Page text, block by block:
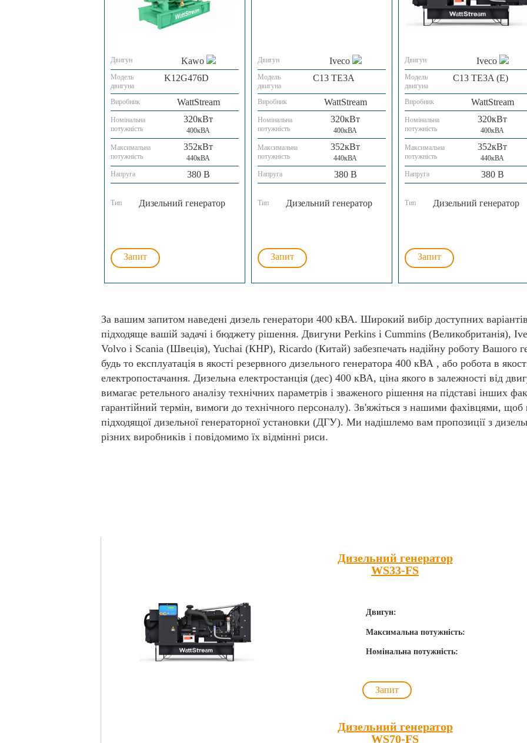
Двигун Kawo
Модель
двигуна
K12G476D
Виробник WattStream
Номінальна
потужність
320кВт
400кВА
Максимальна
потужність
352кВт
440кВА
Напруга
380 В
Тип Дизельний генератор
Запит
Двигун Iveco
Модель
двигуна
C13 TE3A
Виробник WattStream
Номінальна
потужність
320кВт
400кВА
Максимальна
потужність
352кВт
440кВА
Напруга
380 В
Тип Дизельний генератор
Запит
Двигун Iveco
Модель
двигуна
C13 TE3A (E)
Виробник WattStream
Номінальна
потужність
320кВт
400кВА
Максимальна
потужність
352кВт
440кВА
Напруга
380 В
Тип Дизельний генератор
Запит
За вашим запитом наведені дизель генератори 400 кВА. Широкий вибір доступних
підходяще вашій задачі і бюджету рішення. Двигуни Perkins і Cummins (Великобританія),
Volvo і Scania (Швеція), Yuchai (КНР), Ricardo (Китай) забезпечать надійну роботу Вашого
будь то експлуатація в якості резервного дизельного генератора 400 кВА , або робота в
електропостачання. Дизельна електростанція (дес) 400 кВА, ціна якого в залежності від
вимагає ретельного аналізу технічних параметрів і зваженого рішення на підставі інших
гарантійний термін, вимоги до технічного персоналу). Зв'яжіться з нашими фахівцями,
підходящої дизельної генераторної установки (ДГУ). Ми надішлемо вам пропозиції з
різних виробників і повідомимо їх відмінні риси.
Дизельний генератор
WS33-FS
Двигун:
Максимальна потужність:
Номінальна потужність:
Запит
Дизельний генератор
WS70-FS